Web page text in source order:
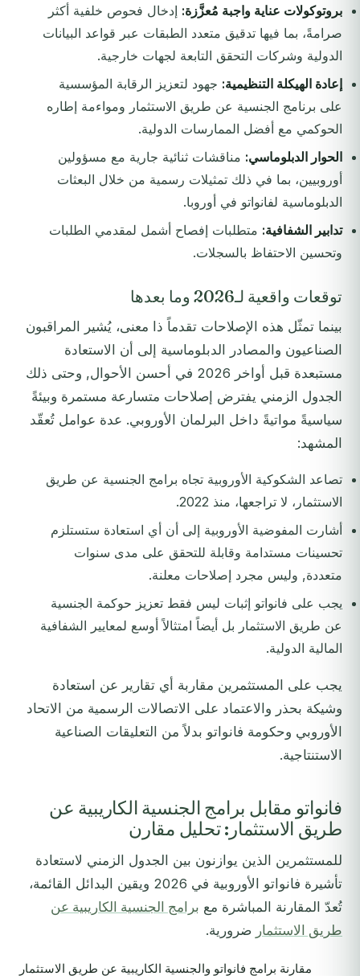
بروتوكولات عناية واجبة مُعزَّزة: إدخال فحوص خلفية أكثر
صرامةً، بما فيها تدقيق متعدد الطبقات عبر قواعد البيانات
الدولية وشركات التحقق التابعة لجهات خارجية.
إعادة الهيكلة التنظيمية: جهود لتعزيز الرقابة المؤسسية
على برنامج الجنسية عن طريق الاستثمار ومواءمة إطاره
الحوكمي مع أفضل الممارسات الدولية.
الحوار الدبلوماسي: مناقشات ثنائية جارية مع مسؤولين
أوروبيين، بما في ذلك تمثيلات رسمية من خلال البعثات
الدبلوماسية لفانواتو في أوروبا.
تدابير الشفافية: متطلبات إفصاح أشمل لمقدمي الطلبات
وتحسين الاحتفاظ بالسجلات.
توقعات واقعية لـ2026 وما بعدها
بينما تمثّل هذه الإصلاحات تقدماً ذا معنى، يُشير المراقبون
الصناعيون والمصادر الدبلوماسية إلى أن الاستعادة
مستبعدة قبل أواخر 2026 في أحسن الأحوال, وحتى ذلك
الجدول الزمني يفترض إصلاحات متسارعة مستمرة وبيئةً
سياسيةً مواتيةً داخل البرلمان الأوروبي. عدة عوامل تُعقّد
المشهد:
تصاعد الشكوكية الأوروبية تجاه برامج الجنسية عن طريق
الاستثمار، لا تراجعها، منذ 2022.
أشارت المفوضية الأوروبية إلى أن أي استعادة ستستلزم
تحسينات مستدامة وقابلة للتحقق على مدى سنوات
متعددة, وليس مجرد إصلاحات معلنة.
يجب على فانواتو إثبات ليس فقط تعزيز حوكمة الجنسية
عن طريق الاستثمار بل أيضاً امتثالاً أوسع لمعايير الشفافية
المالية الدولية.
يجب على المستثمرين مقاربة أي تقارير عن استعادة
وشيكة بحذر والاعتماد على الاتصالات الرسمية من الاتحاد
الأوروبي وحكومة فانواتو بدلاً من التعليقات الصناعية
الاستنتاجية.
فانواتو مقابل برامج الجنسية الكاريبية عن
طريق الاستثمار: تحليل مقارن
للمستثمرين الذين يوازنون بين الجدول الزمني لاستعادة
تأشيرة فانواتو الأوروبية في 2026 ويقين البدائل القائمة،
تُعدّ المقارنة المباشرة مع برامج الجنسية الكاريبية عن
طريق الاستثمار ضرورية.
مقارنة برامج فانواتو والجنسية الكاريبية عن طريق الاستثمار (2025)